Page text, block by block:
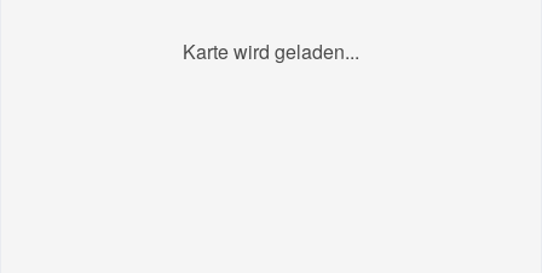
Karte wird geladen...